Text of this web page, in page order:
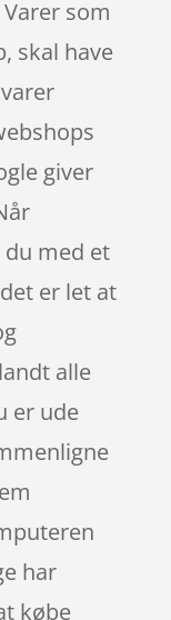
som
skal have
giver
med et
er let at
alle
er ude
har
købe